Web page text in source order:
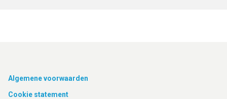
Footer
Algemene voorwaarden
Cookie statement